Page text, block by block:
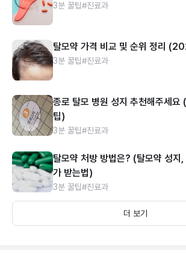
3분 꿀팁#진료과
탈모약 가격 비교 및 순위 정리
3분 꿀팁#진료과
종로 탈모 병원 성지 추천해주세요
팁)
3분 꿀팁#진료과
탈모약 처방 방법은? (탈모약 성지,
가 받는법)
3분 꿀팁#진료과
더 보기